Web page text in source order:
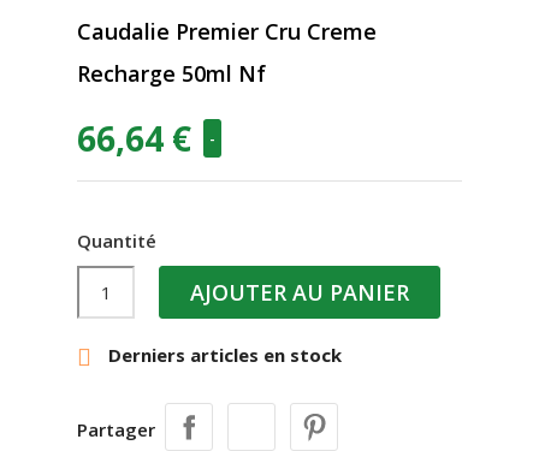
Caudalie Premier Cru Creme
Recharge 50ml Nf
66,64 € -
Quantité
AJOUTER AU PANIER
 Derniers articles en stock
Partager